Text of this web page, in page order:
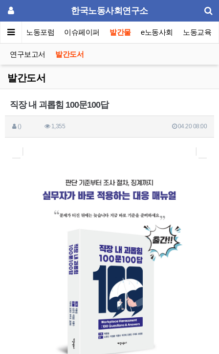
한국노동사회연구소
개 노동포럼 이슈페이퍼 발간물 e노동사회 노동교육
연구보고서 발간도서
발간도서
직장 내 괴롭힘 100문100답
() 1,355 04.20 08:00